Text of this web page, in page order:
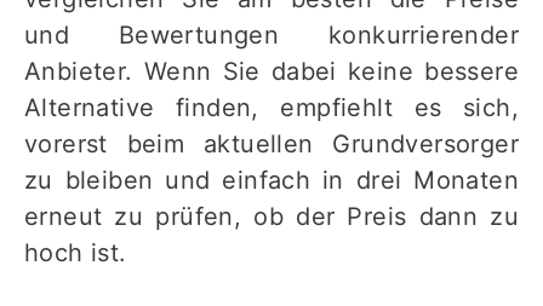
und Bewertungen konkurrierender
Anbieter. Wenn Sie dabei keine bessere
Alternative finden, empfiehlt es sich,
vorerst beim aktuellen Grundversorger
zu bleiben und einfach in drei Monaten
erneut zu prüfen, ob der Preis dann zu
hoch ist.